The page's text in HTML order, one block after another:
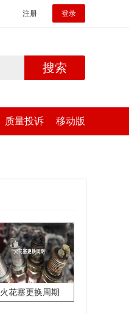
注册 登录
搜索
质量投诉 移动版
火花塞更换周期